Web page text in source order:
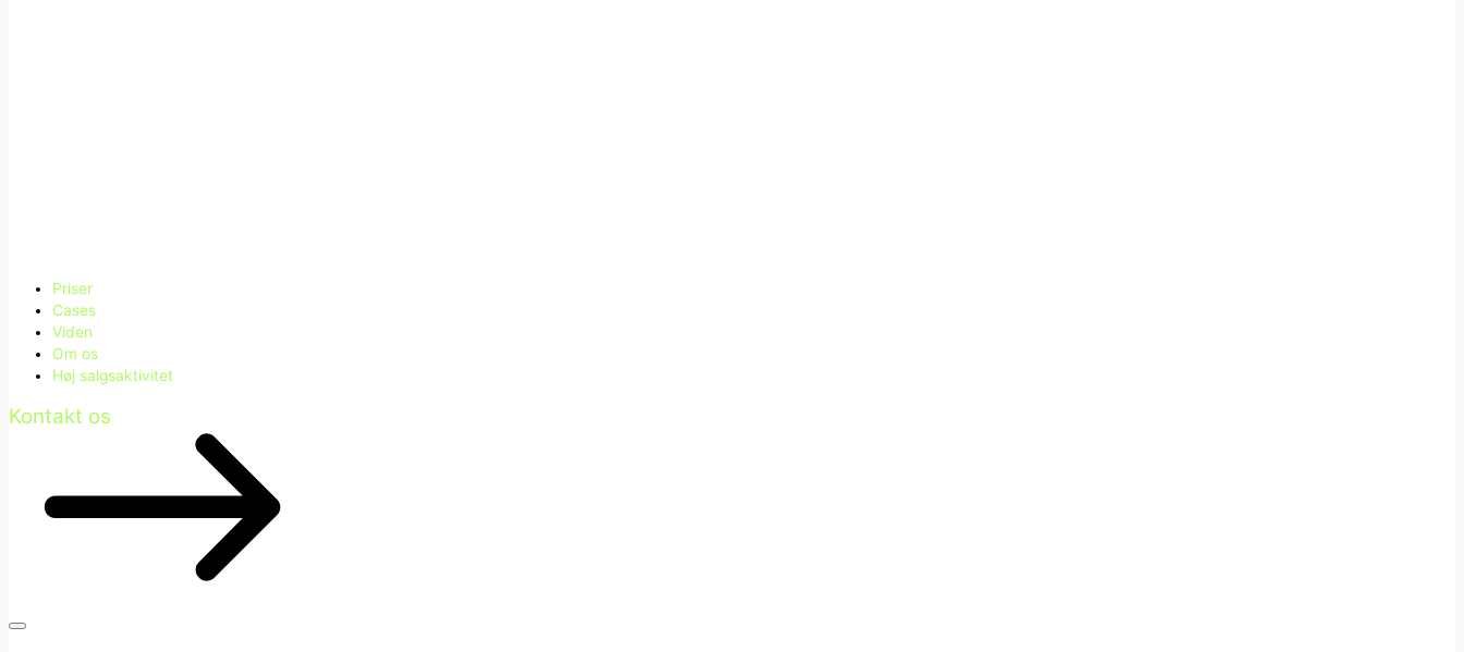
Priser
Cases
Viden
Om os
Høj salgsaktivitet
Kontakt os